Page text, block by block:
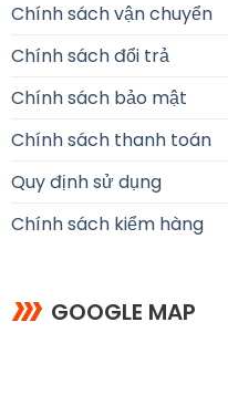
Chính sách vận chuyển
Chính sách đổi trả
Chính sách bảo mật
Chính sách thanh toán
Quy định sử dụng
Chính sách kiểm hàng
GOOGLE MAP